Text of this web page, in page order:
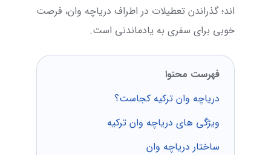
اند؛ گذراندن تعطیلات در اطراف دریاچه وان، فرصت
خوبی برای سفری به یادماندنی است.
فهرست محتوا
دریاچه وان ترکیه کجاست؟
ویژگی های دریاچه وان ترکیه
ساختار دریاچه وان